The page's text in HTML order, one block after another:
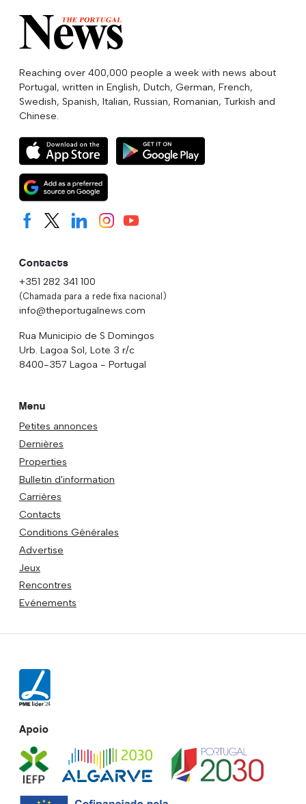
Reaching over 400,000 people a week with news about
Portugal, written in English, Dutch, German, French,
Swedish, Spanish, Italian, Russian, Romanian, Turkish and
Chinese.
Contacts
+351 282 341 100
(Chamada para a rede fixa nacional)
info@theportugalnews.com
Rua Municipio de S Domingos
Urb. Lagoa Sol, Lote 3 r/c
8400-357 Lagoa - Portugal
Menu
Petites annonces
Dernières
Properties
Bulletin d'information
Carrières
Contacts
Conditions Générales
Advertise
Jeux
Rencontres
Evénements
Apoio